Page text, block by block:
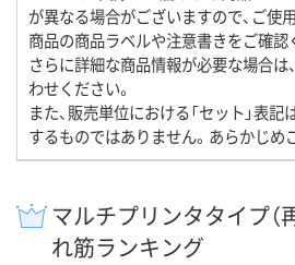
が異なる場合がございますので、ご使
商品の商品ラベルや注意書きをご確認
さらに詳細な商品情報が必要な場合は
わせください。
また、販売単位における「セット」表
するものではありません。あらかじめ
マルチプリンタタイプ（
れ筋ランキング